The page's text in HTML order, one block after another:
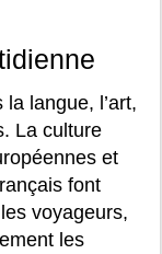
langue, l’art,
La culture
et
font
voyageurs,
les